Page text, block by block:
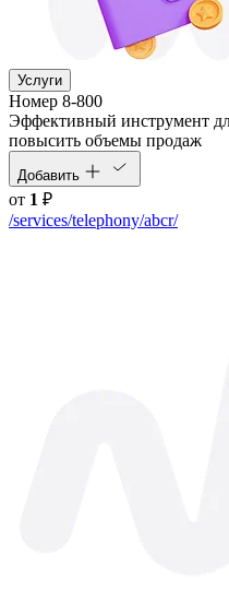
Услуги
Номер 8-800
Эффективный инструмент
повысить объемы продаж
Добавить
от 1 ₽
/services/telephony/abcr/